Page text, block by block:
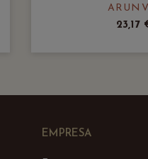
23,17
EMPRESA